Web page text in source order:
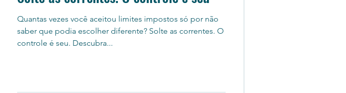
Quantas vezes você aceitou limites impostos só por não
saber que podia escolher diferente? Solte as correntes. O
controle é seu. Descubra...